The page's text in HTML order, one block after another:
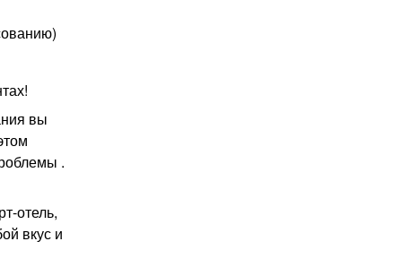
вы
.
отель,
вкус и